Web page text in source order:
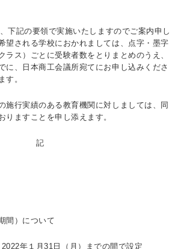
下記の要領で実施いたしますのでご案内申し
望される学校におかれましては、点字・墨字
ラス）ごとに受験者数をとりまとめのうえ、
に、日本商工会議所宛てにお申し込みくださ
す。
施行実績のある教育機関に対しましては、同
りますことを申し添えます。
記
間）について
年１月31日（月）までの間で設定